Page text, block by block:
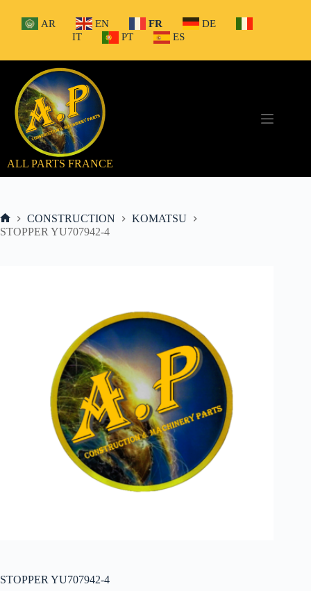
contenu
AR EN FR
DE
IT
PT ES
ALL PARTS FRANCE
Accueil
CONSTRUCTION
KOMATSU
STOPPER YU707942-4
STOPPER YU707942-4